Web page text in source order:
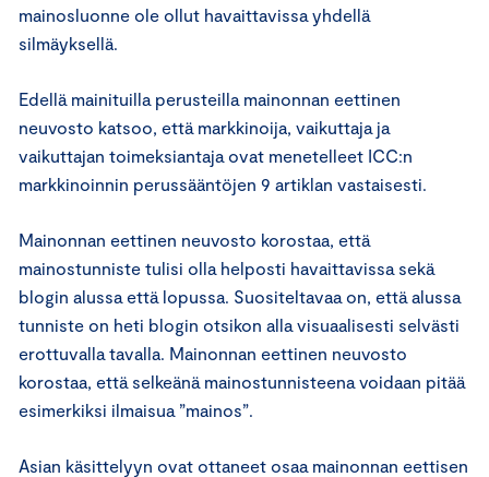
mainosluonne ole ollut havaittavissa yhdellä
silmäyksellä.
Edellä mainituilla perusteilla mainonnan eettinen
neuvosto katsoo, että markkinoija, vaikuttaja ja
vaikuttajan toimeksiantaja ovat menetelleet ICC:n
markkinoinnin perussääntöjen 9 artiklan vastaisesti.
Mainonnan eettinen neuvosto korostaa, että
mainostunniste tulisi olla helposti havaittavissa sekä
blogin alussa että lopussa. Suositeltavaa on, että alussa
tunniste on heti blogin otsikon alla visuaalisesti selvästi
erottuvalla tavalla. Mainonnan eettinen neuvosto
korostaa, että selkeänä mainostunnisteena voidaan pitää
esimerkiksi ilmaisua ”mainos”.
Asian käsittelyyn ovat ottaneet osaa mainonnan eettisen